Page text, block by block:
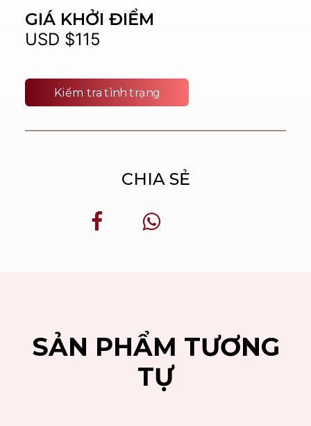
GIÁ KHỞI ĐIỂM
USD $115
Kiểm tra tình trạng
CHIA SẺ
SẢN PHẨM TƯƠNG
TỰ